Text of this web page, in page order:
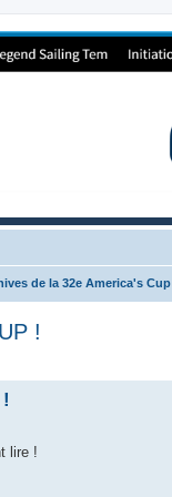
de la 32e America's Cup
!
lire !